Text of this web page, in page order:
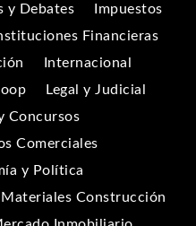
y Debates
Impuestos
Financieras
Internacional
Legal y Judicial
Concursos
Comerciales
y Política
Materiales Construcción